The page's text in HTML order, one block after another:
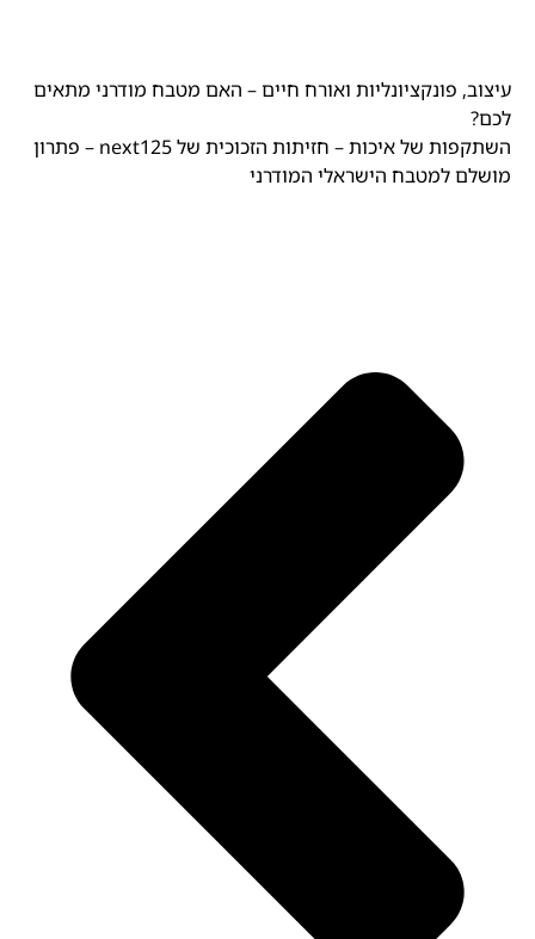
עיצוב, פונקציונליות ואורח חיים – האם מטבח מודרני מתאים
לכם?
השתקפות של איכות – חזיתות הזכוכית של next125 – פתרון
מושלם למטבח הישראלי המודרני